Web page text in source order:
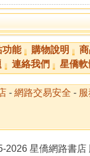
功能 購物說明
連絡我們 星僑
- 網路交易安全 -
2026 星僑網路書店